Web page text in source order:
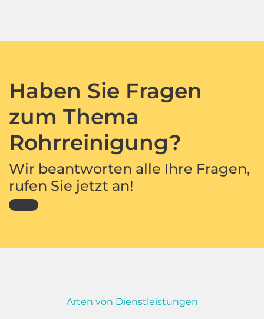
Haben Sie Fragen
zum Thema
Rohrreinigung?
Wir beantworten alle Ihre Fragen,
rufen Sie jetzt an!
Arten von Dienstleistungen